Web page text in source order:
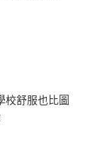
校舒服也比圖